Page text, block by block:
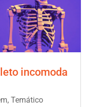
incomoda
, Temático